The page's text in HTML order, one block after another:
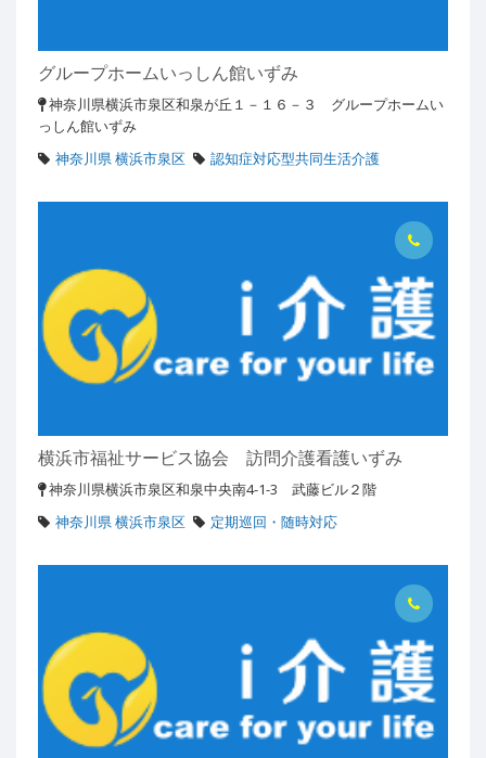
グループホームいっしん館いずみ
神奈川県横浜市泉区和泉が丘１－１６－３ グループホームい
っしん館いずみ
神奈川県 横浜市泉区
認知症対応型共同生活介護
横浜市福祉サービス協会 訪問介護看護いずみ
神奈川県横浜市泉区和泉中央南4-1-3 武藤ビル２階
神奈川県 横浜市泉区
定期巡回・随時対応